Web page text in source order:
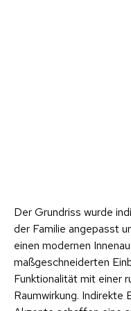
Der Grundriss wurde
der Familie angepasst
einen modernen
maßgeschneiderten
Funktionalität mit einer
Raumwirkung. Indirekte